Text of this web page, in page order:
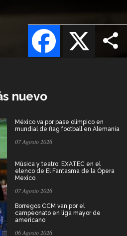
X
Facebook
nuevo
México va por pase olímpico en
mundial de flag football en Alemania
07 Agosto 2026
Música y teatro: EXATEC en el
elenco de El Fantasma de la Ópera
Mexico
07 Agosto 2026
Borregos CCM van por el
campeonato en liga mayor de
americano
06 Agosto 2026